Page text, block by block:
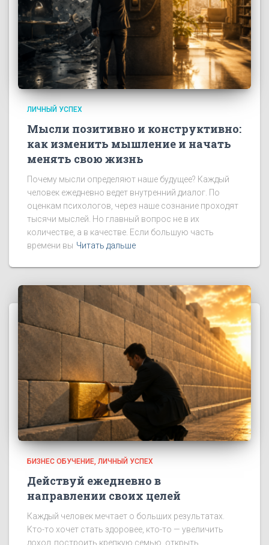
ЛИЧНЫЙ УСПЕХ
Мысли позитивно и конструктивно:
как изменить мышление и начать
менять свою жизнь
Почему мысли определяют наше будущее? Каждый
человек ежедневно ведет внутренний диалог. По
оценкам психологов, через наше сознание проходят
тысячи мыслей. Но главный вопрос не в их
количестве, а в качестве. Если большую часть
времени вы Читать дальше
БИЗНЕС ОБУЧЕНИЕ ЛИЧНЫЙ УСПЕХ
Действуй ежедневно в
направлении своих целей
Каждый человек мечтает о больших результатах.
Кто-то хочет стать здоровее, кто-то — увеличить
доход, построить крепкую семью, открыть